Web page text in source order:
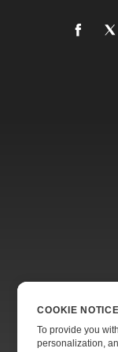
COOKIE NOTICE
To provide you
personalization,